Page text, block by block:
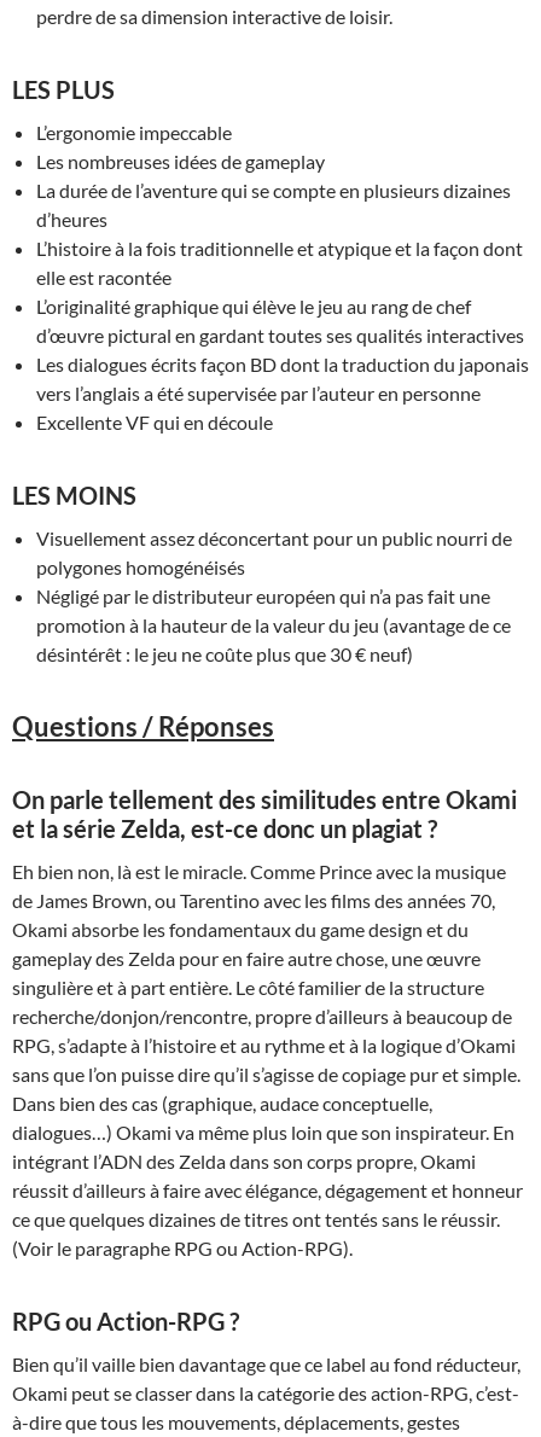
perdre de sa dimension interactive de loisir.
LES PLUS
L’ergonomie impeccable
Les nombreuses idées de gameplay
La durée de l’aventure qui se compte en plusieurs dizaines
d’heures
L’histoire à la fois traditionnelle et atypique et la façon dont
elle est racontée
L’originalité graphique qui élève le jeu au rang de chef
d’œuvre pictural en gardant toutes ses qualités interactives
Les dialogues écrits façon BD dont la traduction du japonais
vers l’anglais a été supervisée par l’auteur en personne
Excellente VF qui en découle
LES MOINS
Visuellement assez déconcertant pour un public nourri de
polygones homogénéisés
Négligé par le distributeur européen qui n’a pas fait une
promotion à la hauteur de la valeur du jeu (avantage de ce
désintérêt : le jeu ne coûte plus que 30 € neuf)
Questions / Réponses
On parle tellement des similitudes entre Okami
et la série Zelda, est-ce donc un plagiat ?
Eh bien non, là est le miracle. Comme Prince avec la musique
de James Brown, ou Tarentino avec les films des années 70,
Okami absorbe les fondamentaux du game design et du
gameplay des Zelda pour en faire autre chose, une œuvre
singulière et à part entière. Le côté familier de la structure
recherche/donjon/rencontre, propre d’ailleurs à beaucoup de
RPG, s’adapte à l’histoire et au rythme et à la logique d’Okami
sans que l’on puisse dire qu’il s’agisse de copiage pur et simple.
Dans bien des cas (graphique, audace conceptuelle,
dialogues…) Okami va même plus loin que son inspirateur. En
intégrant l’ADN des Zelda dans son corps propre, Okami
réussit d’ailleurs à faire avec élégance, dégagement et honneur
ce que quelques dizaines de titres ont tentés sans le réussir.
(Voir le paragraphe RPG ou Action-RPG).
RPG ou Action-RPG ?
Bien qu’il vaille bien davantage que ce label au fond réducteur,
Okami peut se classer dans la catégorie des action-RPG, c’est-
à-dire que tous les mouvements, déplacements, gestes